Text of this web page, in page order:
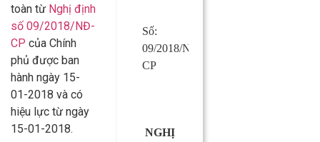
toàn từ Nghị định
số 09/2018/NĐ-
CP của Chính
phủ được ban
hành ngày 15-
01-2018 và có
hiệu lực từ ngày
15-01-2018.
Số:
09/2018/NĐ-
CP
NGHỊ